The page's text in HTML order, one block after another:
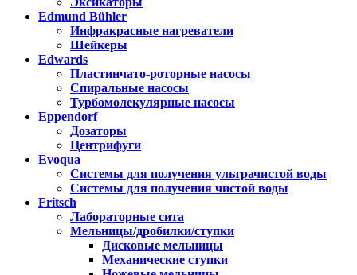
Edmund Bühler
Инфракрасные нагреватели
Шейкеры
Edwards
Пластинчато-роторные насосы
Спиральные насосы
Турбомолекулярные насосы
Eppendorf
Дозаторы
Центрифуги
Evoqua
Системы для получения ультрачистой воды
Системы для получения чистой воды
Fritsch
Лабораторные сита
Мельницы/дробилки/ступки
Дисковые мельницы
Механические ступки